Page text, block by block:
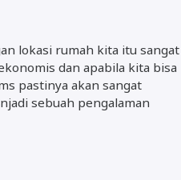
lokasi rumah kita itu sangat
dan apabila kita bisa
pastinya akan sangat
sebuah pengalaman